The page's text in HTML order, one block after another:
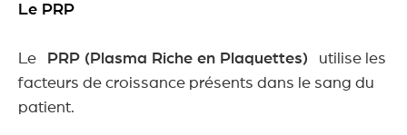
Le PRP
Le PRP (Plasma Riche en Plaquettes) utilise les
facteurs de croissance présents dans le sang du
patient.